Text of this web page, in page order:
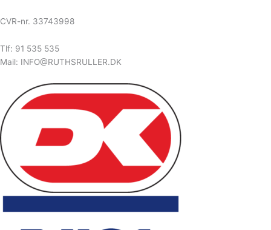
CVR-nr. 33743998
Tlf: 91 535 535
Mail: INFO@RUTHSRULLER.DK